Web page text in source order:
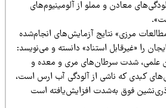
معادن و مملو از آلومینیوم‌های
مرزی» نتایج آزمایش‌های انجام‌شده
«غیرقابل استناد» دانسته و می‌نویسد:
شدت سرطان‌های مری و معده و
که ناشی از آلودگی آب ارس است،
فوق به‌شدت افزایش‌یافته است